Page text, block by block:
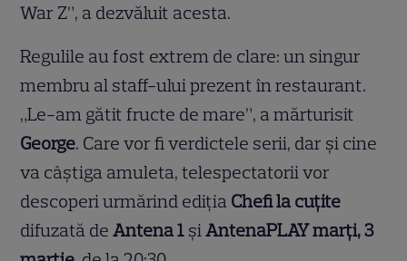
War Z”, a dezvăluit acesta.
Regulile au fost extrem de clare: un singur
membru al staff-ului prezent în restaurant.
„Le-am gătit fructe de mare”, a mărturisit
George. Care vor fi verdictele serii, dar și cine
va câștiga amuleta, telespectatorii vor
descoperi urmărind ediția Chefi la cuțite
difuzată deAntena 1 șiAntenaPLAYmarți, 3